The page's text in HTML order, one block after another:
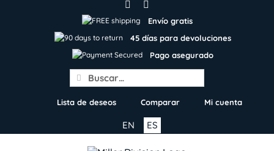
Envío gratis
45 días para devoluciones
Pago asegurado
Search
for:
Lista de deseos Comparar Mi cuenta
ES
EN